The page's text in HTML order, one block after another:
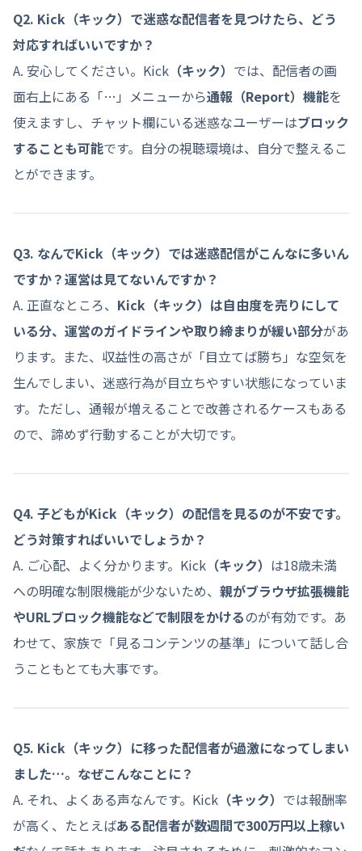
Q2. Kick （キック） で迷惑な配信者を見つけたら、どう
対応すればいいですか？
A. 安心してください。Kick （キック） では、配信者の画
面右上にある「…」メニューから通報（Report）機能を
使えますし、チャット欄にいる迷惑なユーザーはブロック
することも可能です。自分の視聴環境は、自分で整えるこ
とができます。
Q3. なんでKick （キック） では迷惑配信がこんなに多いん
ですか？運営は見てないんですか？
A. 正直なところ、 Kick （キック） は自由度を売りにして
いる分、運営のガイドラインや取り締まりが緩い部分があ
ります。また、収益性の高さが「目立てば勝ち」な空気を
生んでしまい、迷惑行為が目立ちやすい状態になっていま
す。ただし、通報が増えることで改善されるケースもある
ので、諦めず行動することが大切です。
Q4. 子どもがKick （キック） の配信を見るのが不安です。
どう対策すればいいでしょうか？
A. ご心配、よく分かります。Kick （キック） は18歳未満
への明確な制限機能が少ないため、 親がブラウザ拡張機能
やURLブロック機能などで制限をかけるのが有効です。あ
わせて、家族で「見るコンテンツの基準」について話し合
うこともとても大事です。
Q5. Kick （キック） に移った配信者が過激になってしまい
ました…。なぜこんなことに？
A. それ、よくある声なんです。Kick （キック） では報酬率
が高く、たとえばある配信者が数週間で300万円以上稼い